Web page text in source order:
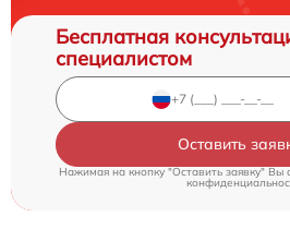
Бесплатная
специалистом
Оставить
Нажимая на кнопку "Оставить заявку" Вы